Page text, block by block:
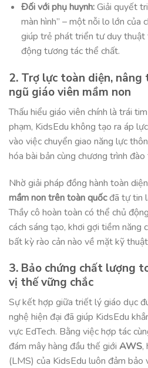
Đối với phụ huynh:Giải quyết
màn hình” – một nỗi lo lớn của
giúp trẻ phát triển tư duy thuật
động tương tác thể chất.
2. Trợ lực toàn diện, nâng
ngũ giáo viên mầm non
Thấu hiểu giáo viên chính là trái
phạm, KidsEdu không tạo ra áp
vào việc chuyển giao năng lực
hóa bài bản cùng chương trình đào
Nhờ giải pháp đồng hành toàn
mầm non trên toàn quốcđã tự tin
Thầy cô hoàn toàn có thể chủ
cách sáng tạo, khơi gợi tiềm năng
bất kỳ rào cản nào về mặt kỹ thuật
3. Bảo chứng chất lượng
vị thế vững chắc
Sự kết hợp giữa triết lý giáo dục
nghệ hiện đại đã giúp KidsEdu
vực EdTech. Bằng việc hợp tác
đám mây hàng đầu thế giới AWS,
(LMS) của KidsEdu luôn đảm bảo